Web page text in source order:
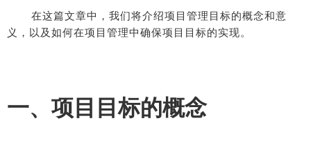
在这篇文章中，我们将介绍项目管理目标的概念和意
义，以及如何在项目管理中确保项目目标的实现。
一、项目目标的概念